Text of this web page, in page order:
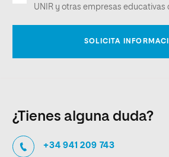
¿Tienes alguna duda?
+34 941 209 743